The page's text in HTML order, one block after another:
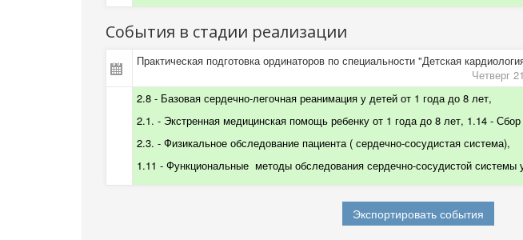
События в стадии реализации
Практическая подготовка ординаторов по специальности "Детская
Четверг
2.8 - Базовая сердечно-легочная реанимация у детей от 1 года до 8 лет,
2.1. - Экстренная медицинская помощь ребенку от 1 года до 8 лет, 1.14 -
2.3. - Физикальное обследование пациента ( сердечно-сосудистая система),
1.11 - Функциональные методы обследования сердечно-сосудистой системы